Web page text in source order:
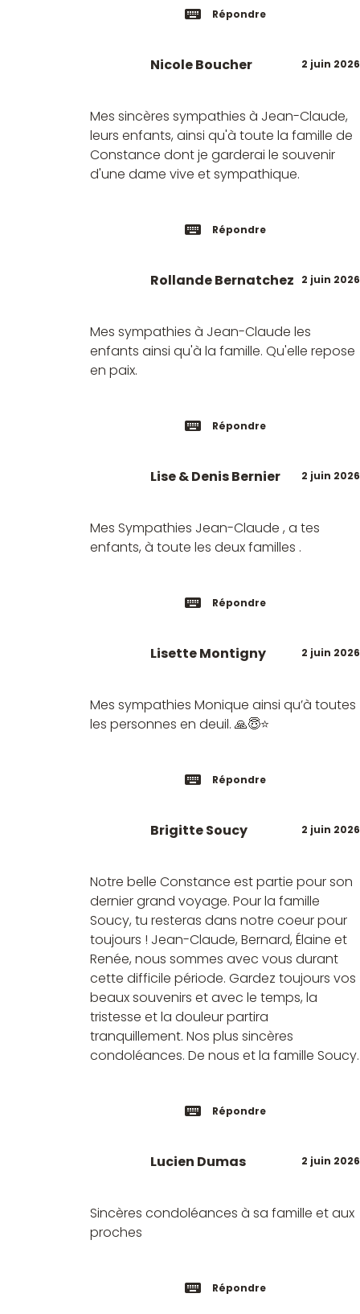
Répondre
2 juin 2026
Nicole Boucher
Mes sincères sympathies à Jean-Claude,
leurs enfants, ainsi qu'à toute la famille de
Constance dont je garderai le souvenir
d'une dame vive et sympathique.
Répondre
2 juin 2026
Rollande Bernatchez
Mes sympathies à Jean-Claude les
enfants ainsi qu'à la famille. Qu'elle repose
en paix.
Répondre
2 juin 2026
Lise & Denis Bernier
Mes Sympathies Jean-Claude , a tes
enfants, à toute les deux familles .
Répondre
2 juin 2026
Lisette Montigny
Mes sympathies Monique ainsi qu’à toutes
les personnes en deuil. 🙏😇⭐️
Répondre
2 juin 2026
Brigitte Soucy
Notre belle Constance est partie pour son
dernier grand voyage. Pour la famille
Soucy, tu resteras dans notre coeur pour
toujours ! Jean-Claude, Bernard, Élaine et
Renée, nous sommes avec vous durant
cette difficile période. Gardez toujours vos
beaux souvenirs et avec le temps, la
tristesse et la douleur partira
tranquillement. Nos plus sincères
condoléances. De nous et la famille Soucy.
Répondre
2 juin 2026
Lucien Dumas
Sincères condoléances à sa famille et aux
proches
Répondre